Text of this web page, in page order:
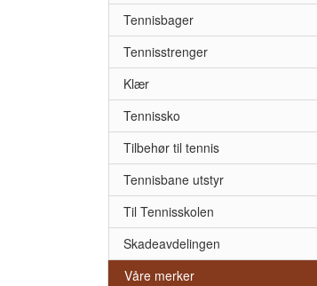
Tennisbager
Tennisstrenger
Klær
Tennissko
Tilbehør til tennis
Tennisbane utstyr
Til Tennisskolen
Skadeavdelingen
Våre merker